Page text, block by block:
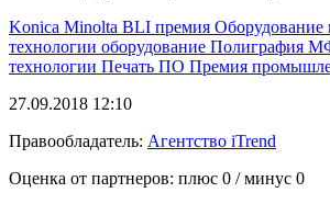
Konica Minolta BLI премия Оборудование
технологии оборудование Полиграфия
технологии Печать ПО Премия
27.09.2018 12:10
Правообладатель: Агентство iTrend
Оценка от партнеров: плюс 0 / минус 0